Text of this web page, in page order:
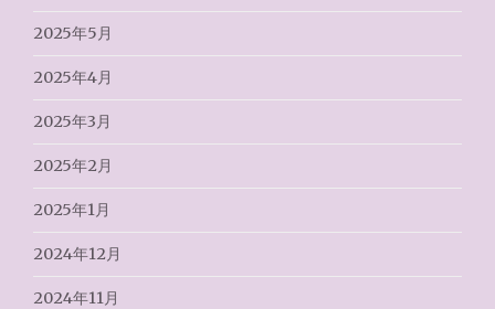
2025年5月
2025年4月
2025年3月
2025年2月
2025年1月
2024年12月
2024年11月